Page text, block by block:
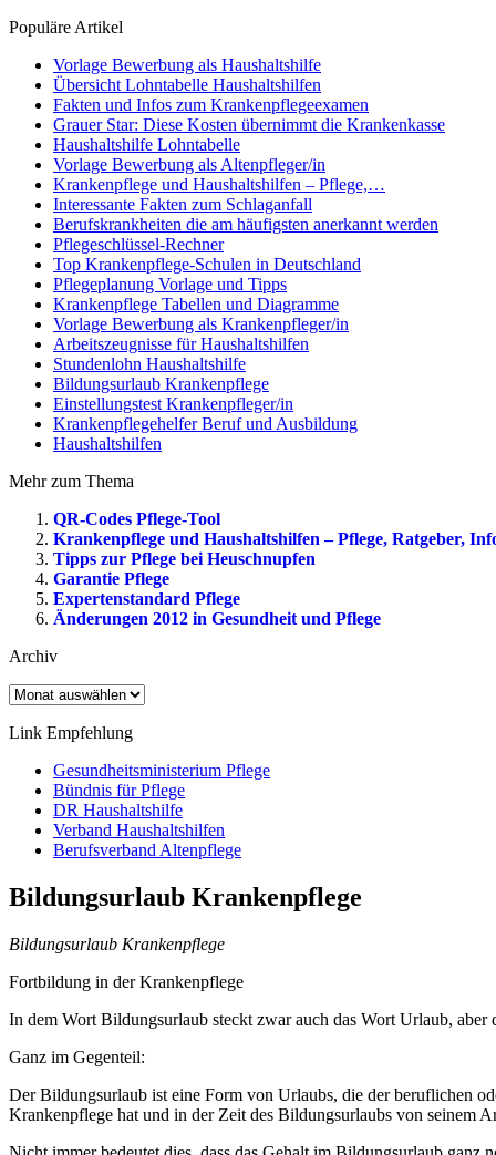
Populäre Artikel
Vorlage Bewerbung als Haushaltshilfe
Übersicht Lohntabelle Haushaltshilfen
Fakten und Infos zum Krankenpflegeexamen
Grauer Star: Diese Kosten übernimmt die Krankenkasse
Haushaltshilfe Lohntabelle
Vorlage Bewerbung als Altenpfleger/in
Krankenpflege und Haushaltshilfen – Pflege,…
Interessante Fakten zum Schlaganfall
Berufskrankheiten die am häufigsten anerkannt werden
Pflegeschlüssel-Rechner
Top Krankenpflege-Schulen in Deutschland
Pflegeplanung Vorlage und Tipps
Krankenpflege Tabellen und Diagramme
Vorlage Bewerbung als Krankenpfleger/in
Arbeitszeugnisse für Haushaltshilfen
Stundenlohn Haushaltshilfe
Bildungsurlaub Krankenpflege
Einstellungstest Krankenpfleger/in
Krankenpflegehelfer Beruf und Ausbildung
Haushaltshilfen
Mehr zum Thema
QR-Codes Pflege-Tool
Krankenpflege und Haushaltshilfen – Pflege, Ratgeber,
Tipps zur Pflege bei Heuschnupfen
Garantie Pflege
Expertenstandard Pflege
Änderungen 2012 in Gesundheit und Pflege
Archiv
Archiv
Link Empfehlung
Gesundheitsministerium Pflege
Bündnis für Pflege
DR Haushaltshilfe
Verband Haushaltshilfen
Berufsverband Altenpflege
Bildungsurlaub Krankenpflege
Bildungsurlaub Krankenpflege
Fortbildung in der Krankenpflege
In dem Wort Bildungsurlaub steckt zwar auch das Wort Urlaub, aber
Ganz im Gegenteil:
Der Bildungsurlaub ist eine Form von Urlaubs, die der beruflichen
Krankenpflege hat und in der Zeit des Bildungsurlaubs von seinem